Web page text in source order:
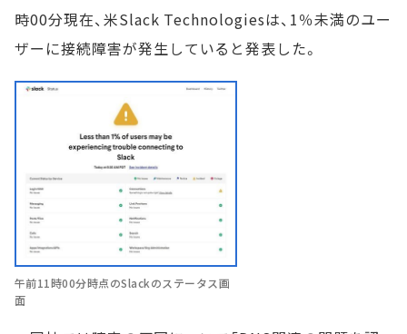
時00分現在、米Slack Technologiesは、1％未満のユー
ザーに接続障害が発生していると発表した。
午前11時00分時点のSlackのステータス画
面